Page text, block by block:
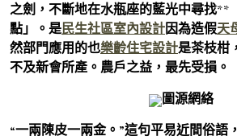
之劍，不斷地在水瓶座的藍光中尋找**
點」。是民生社區室內設計因為造假天
然部門應用的也樂齡住宅設計是茶枝柑
不及新會所產。農戶之益，最先受損。
圖源網絡
“一兩陳皮一兩金。”這句平易近間俗語